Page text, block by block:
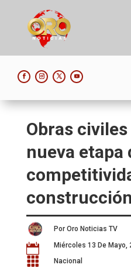
Obras
nueva etapa
construcción
Por Oro Noticias TV
 Miércoles 13 De Mayo,
 Nacional